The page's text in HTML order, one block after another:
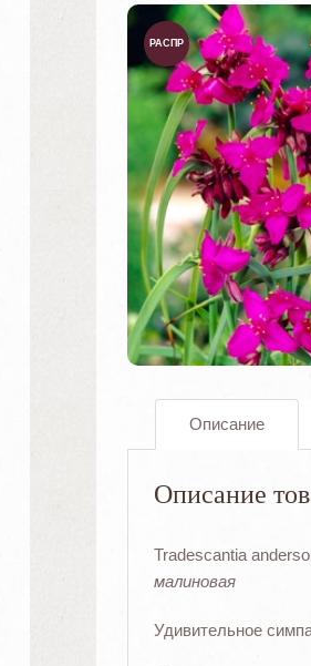
РАСПР
ОДАЖА
!
Описание
Описание
Tradescantia
малиновая
Удивительное